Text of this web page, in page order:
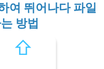
여 뛰어나다 파일
방법
⇧︎